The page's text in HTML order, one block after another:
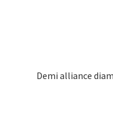
Demi alliance